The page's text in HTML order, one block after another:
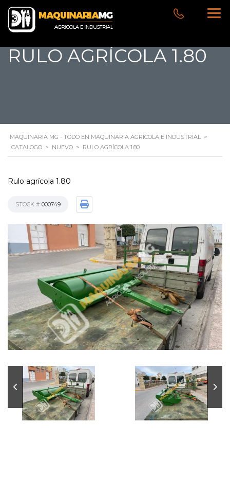
RULO AGRÍCOLA 1.80
MAQUINARIA MG - TODO EN MAQUINARIA AGRICOLA E INDUSTRIAL >
CATALOGO > NUEVO > RULO AGRÍCOLA 1.80
Rulo agrícola 1.80
STOCK # 000749